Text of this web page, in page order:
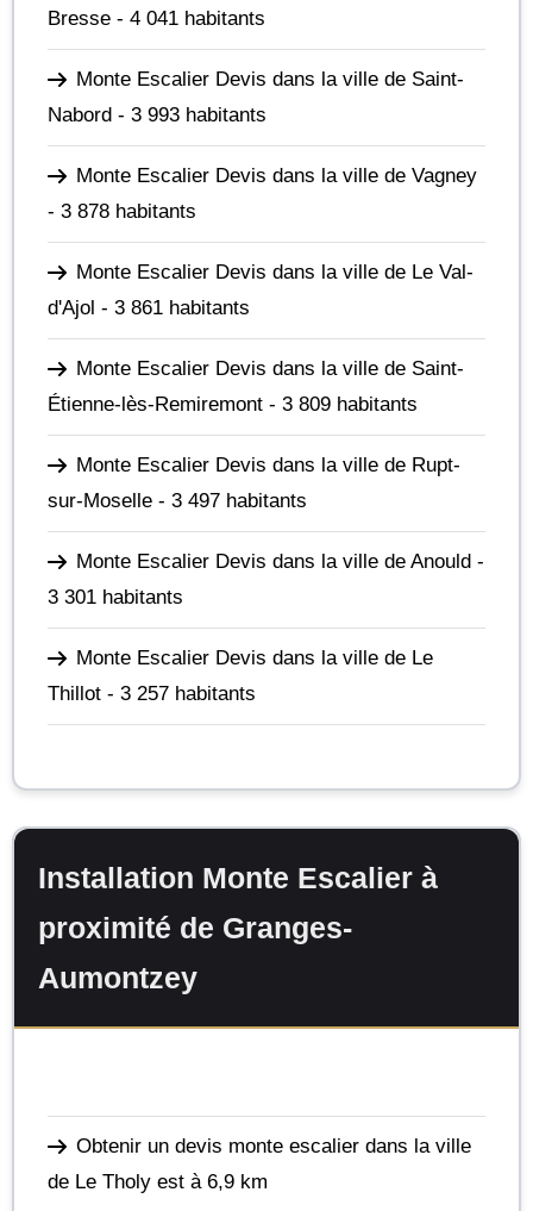
Bresse - 4 041 habitants
Monte Escalier Devis dans la ville de Saint-
Nabord - 3 993 habitants
Monte Escalier Devis dans la ville de Vagney
- 3 878 habitants
Monte Escalier Devis dans la ville de Le Val-
d'Ajol - 3 861 habitants
Monte Escalier Devis dans la ville de Saint-
Étienne-lès-Remiremont - 3 809 habitants
Monte Escalier Devis dans la ville de Rupt-
sur-Moselle - 3 497 habitants
Monte Escalier Devis dans la ville de Anould -
3 301 habitants
Monte Escalier Devis dans la ville de Le
Thillot - 3 257 habitants
Installation Monte Escalier à
proximité de Granges-
Aumontzey
Obtenir un devis monte escalier dans la ville
de Le Tholy est à 6,9 km